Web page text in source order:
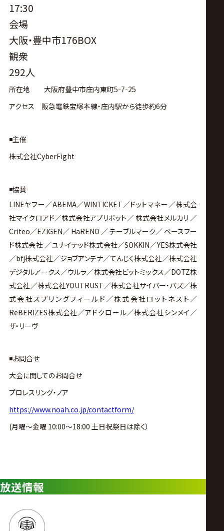
17:30
会場
大阪・豊中市176BOX
観衆
292人
所在地 大阪府豊中市庄内東町5-7-25
アクセス 阪急電鉄宝塚本線・庄内駅から徒歩約6分
◾️主催
株式会社CyberFight
◾️協賛
LINEヤフー／ABEMA／WINTICKET／ドットマネー／株式会
社マイクロアド／株式会社アプリボット／ 株式会社メルカリ ／
Criteo／EZIGEN／ HaRENO ／ テーブルマーク／ ベースフー
ド株式会社 ／ユナイテッド株式会社／SOKKIN／YES株式会社
／bfj株式会社／ジョブアンテナ／てんじく株式会社／株式会社
デジタルアークス／ウルラ／株式会社ビットミックス／DOTZ株
式会社／株式会社YOUTRUST／株式会社サイバー・バズ／株
式会社スプリングフィールド／株式会社ロットネスト／
ReBERIZES株式会社／アドクロール／株式会社シンメイ／
ザ・リーヴ
◾️お問合せ
大会に関してのお問合せ
プロレスリング・ノア
https://www.noah.co.jp/contactform/
(月曜〜金曜 10:00〜18:00 土日祝祭日は除く）
放送情報